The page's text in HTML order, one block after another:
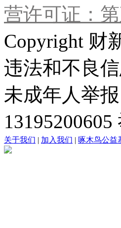
营许可证：
Copyright 财
违法和不良
未成年人举
关于我们 | 加入我们 | 啄木鸟公益